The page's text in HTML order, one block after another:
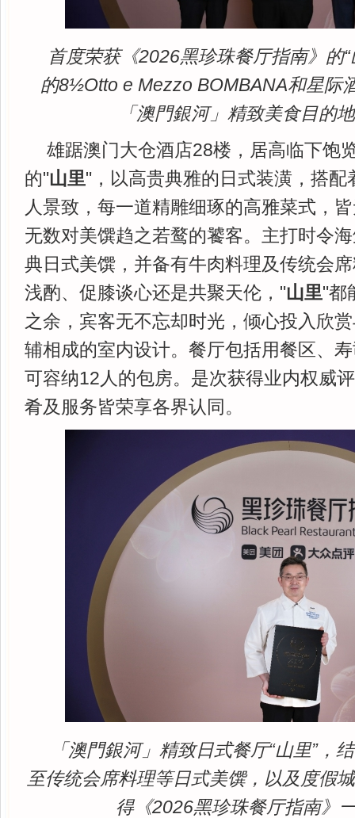
首度荣获《2026黑珍珠餐厅指南》的
的8½Otto e Mezzo BOMBANA和星际
「澳門銀河」精致美食目的
雄踞澳门大仓酒店28楼，居高临下饱
的"山里"，以高贵典雅的日式装潢，搭配
人景致，每一道精雕细琢的高雅菜式，
无数对美馔趋之若鹜的饕客。主打时令
典日式美馔，并备有牛肉料理及传统会
浅酌、促膝谈心还是共聚天伦，"山里"都
之余，宾客无不忘却时光，倾心投入欣
辅相成的室内设计。餐厅包括用餐区、
可容纳12人的包房。是次获得业内权威
肴及服务皆荣享各界认同。
「澳門銀河」精致日式餐厅“山里”，
至传统会席料理等日式美馔，以及度假
得《2026黑珍珠餐厅指南》